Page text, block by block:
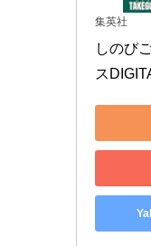
集英社
しのび
ス